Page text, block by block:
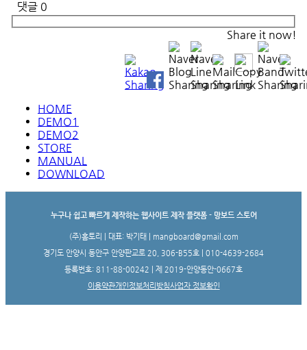
댓글 0
Share it now!
HOME
DEMO1
DEMO2
STORE
MANUAL
DOWNLOAD
누구나 쉽고 빠르게 제작하는 웹사이트 제작 플랫폼 - 망보드 스토어
(주)홈토리 | 대표: 박기태 | mangboard@gmail.com
경기도 안양시 동안구 안양판교로 20, 306-B55호 | 010-4639-2684
등록번호: 811-88-00242 | 제 2019-안양동안-0667호
이용약관개인정보처리방침사업자 정보확인